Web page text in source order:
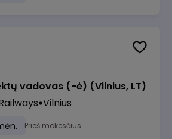
vadovas (-ė) (Vilnius, LT)
Vilnius
Prieš mokesčius